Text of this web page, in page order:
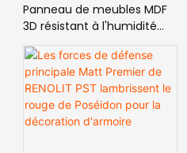
Panneau de meubles MDF
3D résistant à l'humidité
pour meubles de maison